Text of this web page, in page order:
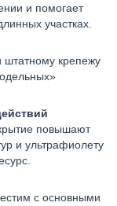
и помогает
участках.
штатному крепежу
повышают
и ультрафиолету
с основными